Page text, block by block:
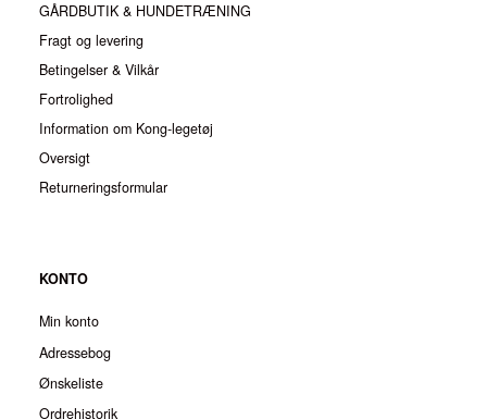
GÅRDBUTIK & HUNDETRÆNING
Fragt og levering
Betingelser & Vilkår
Fortrolighed
Information om Kong-legetøj
Oversigt
Returneringsformular
KONTO
Min konto
Adressebog
Ønskeliste
Ordrehistorik